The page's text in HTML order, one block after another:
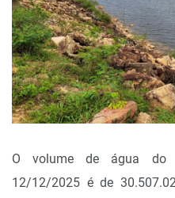
O volume de água do
12/12/2025 é de